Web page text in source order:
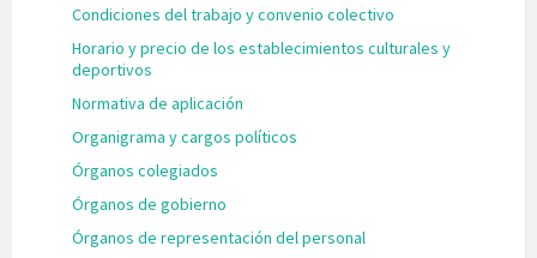
Condiciones del trabajo y convenio colectivo
Horario y precio de los establecimientos culturales y
deportivos
Normativa de aplicación
Organigrama y cargos políticos
Órganos colegiados
Órganos de gobierno
Órganos de representación del personal